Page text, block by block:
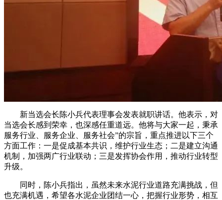
新当选会长陈小兵代表理事会发表就职讲话。他表示，对
当选会长感到荣幸，也深感任重道远。他将与大家一起，秉承
服务行业、服务企业、服务社会”的宗旨，重点推进以下三个
方面工作：一是促成基本共识，维护行业生态；二是建立沟通
机制，加强两广行业联动；三是发挥协会作用，推动行业转型
升级。
同时，陈小兵指出，虽然未来水泥行业道路充满挑战，但
也充满机遇，希望各水泥企业团结一心，把握行业形势，相互